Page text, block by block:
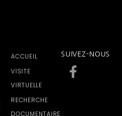
ACCUEIL
VISITE
VIRTUELLE
RECHERCHE
DOCUMENTAIRE
SUIVEZ-NOUS